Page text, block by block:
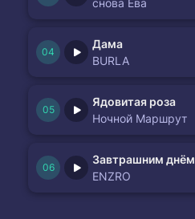
снова Ева
Дама
BURLA
Ядовитая роза
Ночной Маршрут
Завтрашним днём
ENZRO